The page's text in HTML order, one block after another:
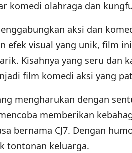
komedi olahraga dan
aksi dan
efek visual yang unik, film
Kisahnya yang seru dan
film komedi aksi yang
mengharukan dengan
memberikan
bernama CJ7. Dengan
tontonan keluarga.